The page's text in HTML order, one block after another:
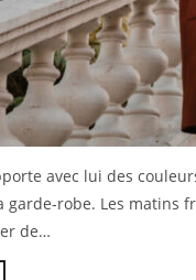
avec lui des
garde-robe. Les matins
de…